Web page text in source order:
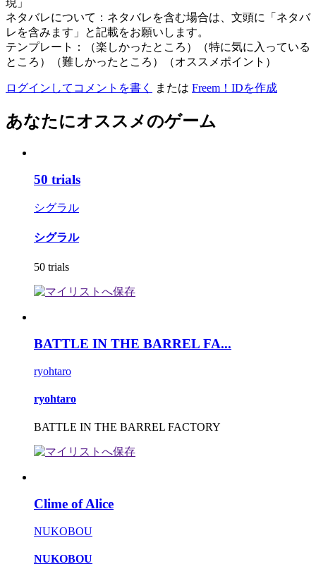
ネタバレについて：ネタバレを含む場合は、文頭に「ネタバ
レを含みます」と記載をお願いします。
テンプレート：（楽しかったところ）（特に気に入っている
ところ）（難しかったところ）（オススメポイント）
ログインしてコメントを書く または Freem！IDを作成
あなたにオススメのゲーム
50 trials
シグラル
シグラル
50 trials
BATTLE IN THE BARREL FA...
ryohtaro
ryohtaro
BATTLE IN THE BARREL FACTORY
Clime of Alice
NUKOBOU
NUKOBOU